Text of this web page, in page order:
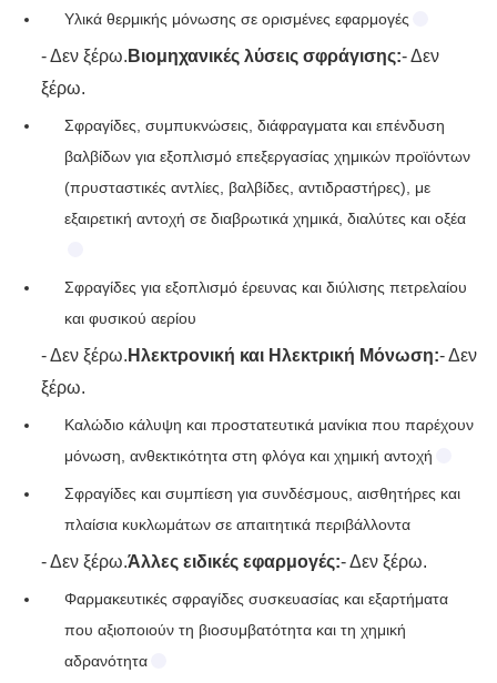
Υλικά θερμικής μόνωσης σε ορισμένες εφαρμογές
- Δεν ξέρω. Βιομηχανικές λύσεις σφράγισης:- Δεν
ξέρω.
Σφραγίδες, συμπυκνώσεις, διάφραγματα και επένδυση
βαλβίδων για εξοπλισμό επεξεργασίας χημικών προϊόντων
(πρυσταστικές αντλίες, βαλβίδες, αντιδραστήρες), με
εξαιρετική αντοχή σε διαβρωτικά χημικά, διαλύτες και οξέα
Σφραγίδες για εξοπλισμό έρευνας και διύλισης πετρελαίου
και φυσικού αερίου
- Δεν ξέρω. Ηλεκτρονική και Ηλεκτρική Μόνωση:- Δεν
ξέρω.
Καλώδιο κάλυψη και προστατευτικά μανίκια που παρέχουν
μόνωση, ανθεκτικότητα στη φλόγα και χημική αντοχή
Σφραγίδες και συμπίεση για συνδέσμους, αισθητήρες και
πλαίσια κυκλωμάτων σε απαιτητικά περιβάλλοντα
- Δεν ξέρω.Άλλες ειδικές εφαρμογές:- Δεν ξέρω.
Φαρμακευτικές σφραγίδες συσκευασίας και εξαρτήματα
που αξιοποιούν τη βιοσυμβατότητα και τη χημική
αδρανότητα